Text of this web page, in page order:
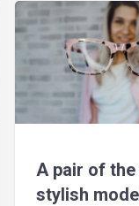
A pair of
stylish